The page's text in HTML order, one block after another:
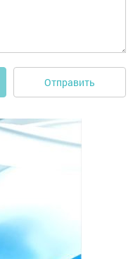
Отправить